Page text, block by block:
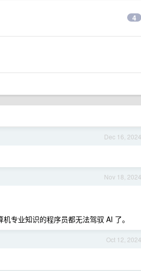
4
Dec 16, 2024
Nov 18, 2024
专业知识的程序员都无法驾驭 AI 了。
Oct 12, 2024